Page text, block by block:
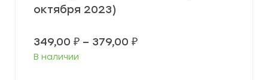
октября 2023)
349,00 ₽ – 379,00 ₽Диапазон
В наличии